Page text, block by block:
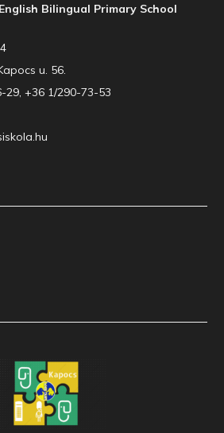
Bilingual Primary School
u. 56.
29, +36 1/290-73-53